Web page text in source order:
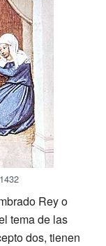
Rey o
tema de las
dos, tienen